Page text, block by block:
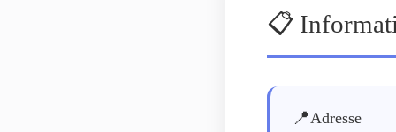
📋
📍Adresse